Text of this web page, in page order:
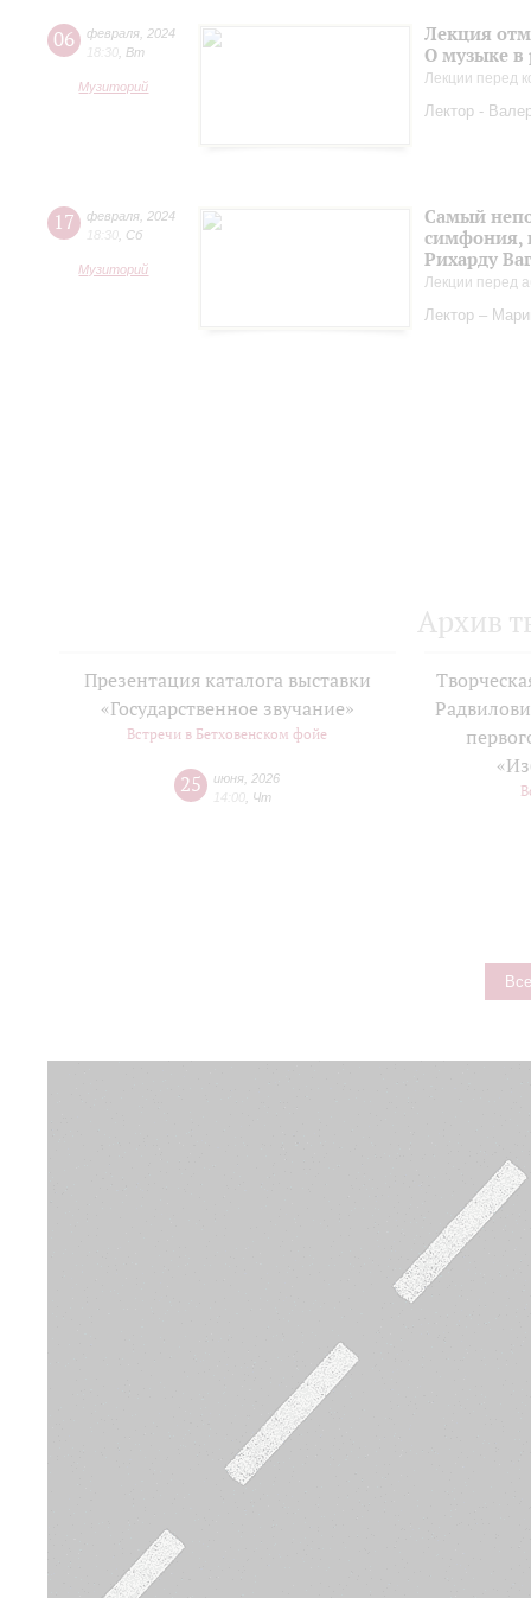
06 февраля 2024
18:30 Вт
Музиторий
Лекция
О музыке в
Лекции перед
Лектор -
17 февраля 2024
18:30 Сб
Музиторий
Самый
симфония,
Рихарду
Лекции перед
Лектор –
Архив
Презентация каталога выставки
«Государственное звучание»
Встречи в Бетховенском фойе
25 июня 2026
14:00 Чт